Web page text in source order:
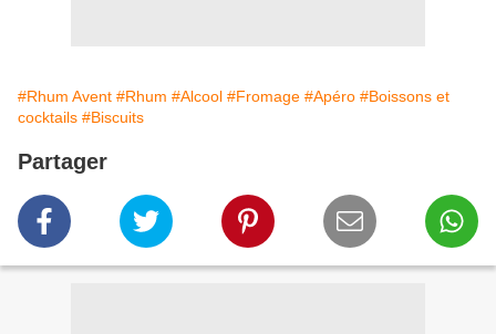
#Rhum Avent #Rhum #Alcool #Fromage #Apéro #Boissons et
cocktails #Biscuits
Partager